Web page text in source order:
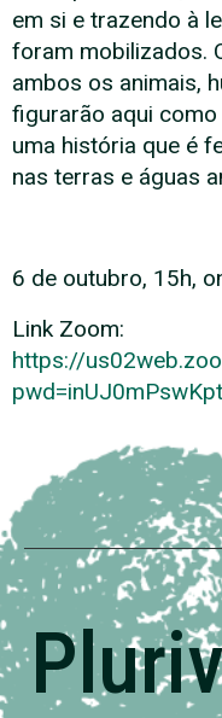
em si e trazendo à
foram mobilizados.
ambos os animais,
figurarão aqui
uma história que é
nas terras e águas
6 de outubro, 15h,
Link Zoom:
https://